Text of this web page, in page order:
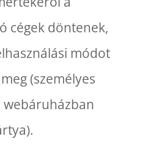
cégek döntenek,
módot
(személyes
webáruházban